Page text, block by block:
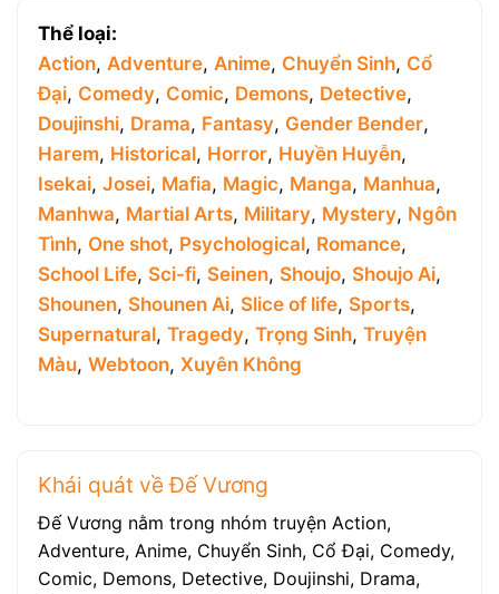
Thể loại:
Action, Adventure, Anime, Chuyển Sinh, Cổ
Đại, Comedy, Comic, Demons, Detective,
Doujinshi, Drama, Fantasy, Gender Bender,
Harem, Historical, Horror, Huyền Huyễn,
Isekai, Josei, Mafia, Magic, Manga, Manhua,
Manhwa, Martial Arts, Military, Mystery, Ngôn
Tình, One shot, Psychological, Romance,
School Life, Sci-fi, Seinen, Shoujo, Shoujo Ai,
Shounen, Shounen Ai, Slice of life, Sports,
Supernatural, Tragedy, Trọng Sinh, Truyện
Màu, Webtoon, Xuyên Không
Khái quát về Đế Vương
Đế Vương nằm trong nhóm truyện Action,
Adventure, Anime, Chuyển Sinh, Cổ Đại, Comedy,
Comic, Demons, Detective, Doujinshi, Drama,